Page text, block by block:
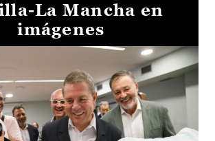
La Mancha en
imágenes